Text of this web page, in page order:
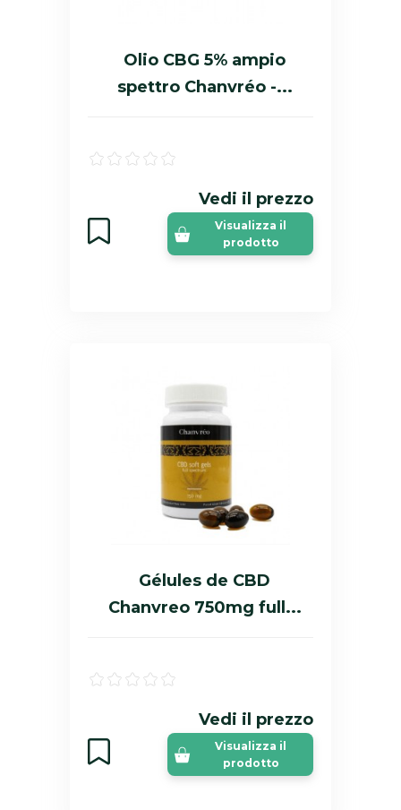
Olio CBG 5% ampio
spettro Chanvréo -...
Vedi il prezzo
Visualizza il
prodotto
Gélules de CBD
Chanvreo 750mg full...
Vedi il prezzo
Visualizza il
prodotto